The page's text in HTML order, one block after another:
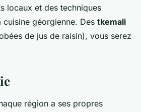
locaux et des techniques
géorgienne. Des tkemali
de jus de raisin), vous serez
région a ses propres